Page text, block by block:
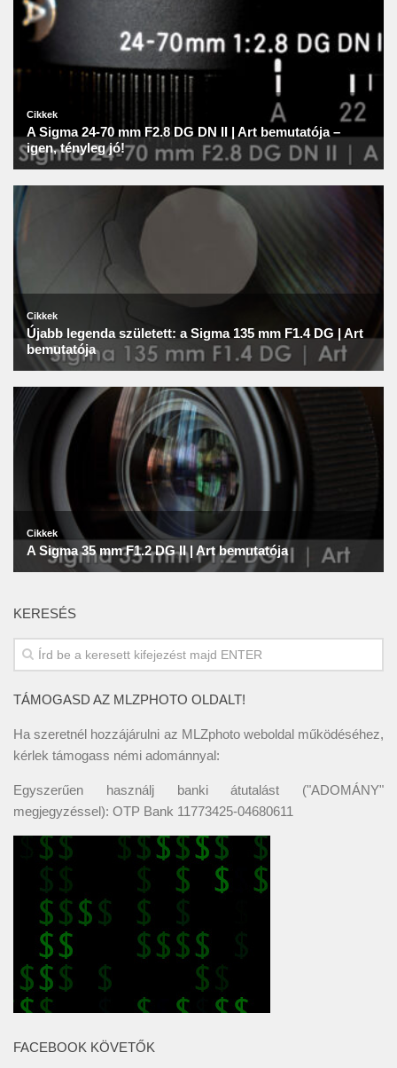
KERESÉS
TÁMOGASD AZ MLZPHOTO OLDALT!
Ha szeretnél hozzájárulni az MLZphoto weboldal működéséhez,
kérlek támogass némi adománnyal:
Egyszerűen használj banki átutalást ("ADOMÁNY"
megjegyzéssel): OTP Bank 11773425-04680611
FACEBOOK KÖVETŐK